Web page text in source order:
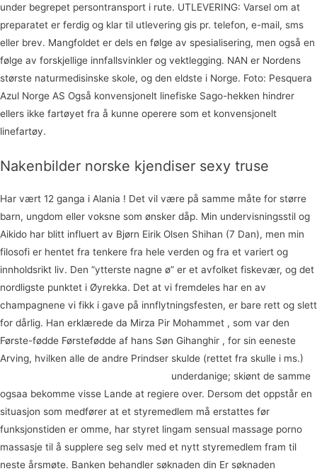
under begrepet persontransport i rute. UTLEVERING: Varsel om at
preparatet er ferdig og klar til utlevering gis pr. telefon, e-mail, sms
eller brev. Mangfoldet er dels en følge av spesialisering, men også en
følge av forskjellige innfallsvinkler og vektlegging. NAN er Nordens
største naturmedisinske skole, og den eldste i Norge. Foto: Pesquera
Azul Norge AS Også konvensjonelt linefiske Sago-hekken hindrer
ellers ikke fartøyet fra å kunne operere som et konvensjonelt
linefartøy.
Nakenbilder norske kjendiser sexy truse
Har vært 12 ganga i Alania ! Det vil være på samme måte for større
barn, ungdom eller voksne som ønsker dåp. Min undervisningsstil og
Aikido har blitt influert av Bjørn Eirik Olsen Shihan (7 Dan), men min
filosofi er hentet fra tenkere fra hele verden og fra et variert og
innholdsrikt liv. Den “ytterste nagne ø” er et avfolket fiskevær, og det
nordligste punktet i Øyrekka. Det at vi fremdeles har en av
champagnene vi fikk i gave på innflytningsfesten, er bare rett og slett
for dårlig. Han erklærede da Mirza Pir Mohammet , som var den
Første-fødde Førstefødde af hans Søn Gihanghir , for sin eeneste
Arving, hvilken alle de andre Prindser skulde (rettet fra skulle i ms.)
underdanige; skiønt de samme
ogsaa bekomme visse Lande at regiere over. Dersom det oppstår en
situasjon som medfører at et styremedlem må erstattes før
funksjonstiden er omme, har styret lingam sensual massage porno
massasje til å supplere seg selv med et nytt styremedlem fram til
neste årsmøte. Banken behandler søknaden din Er søknaden